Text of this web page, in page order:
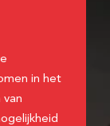
in het
van